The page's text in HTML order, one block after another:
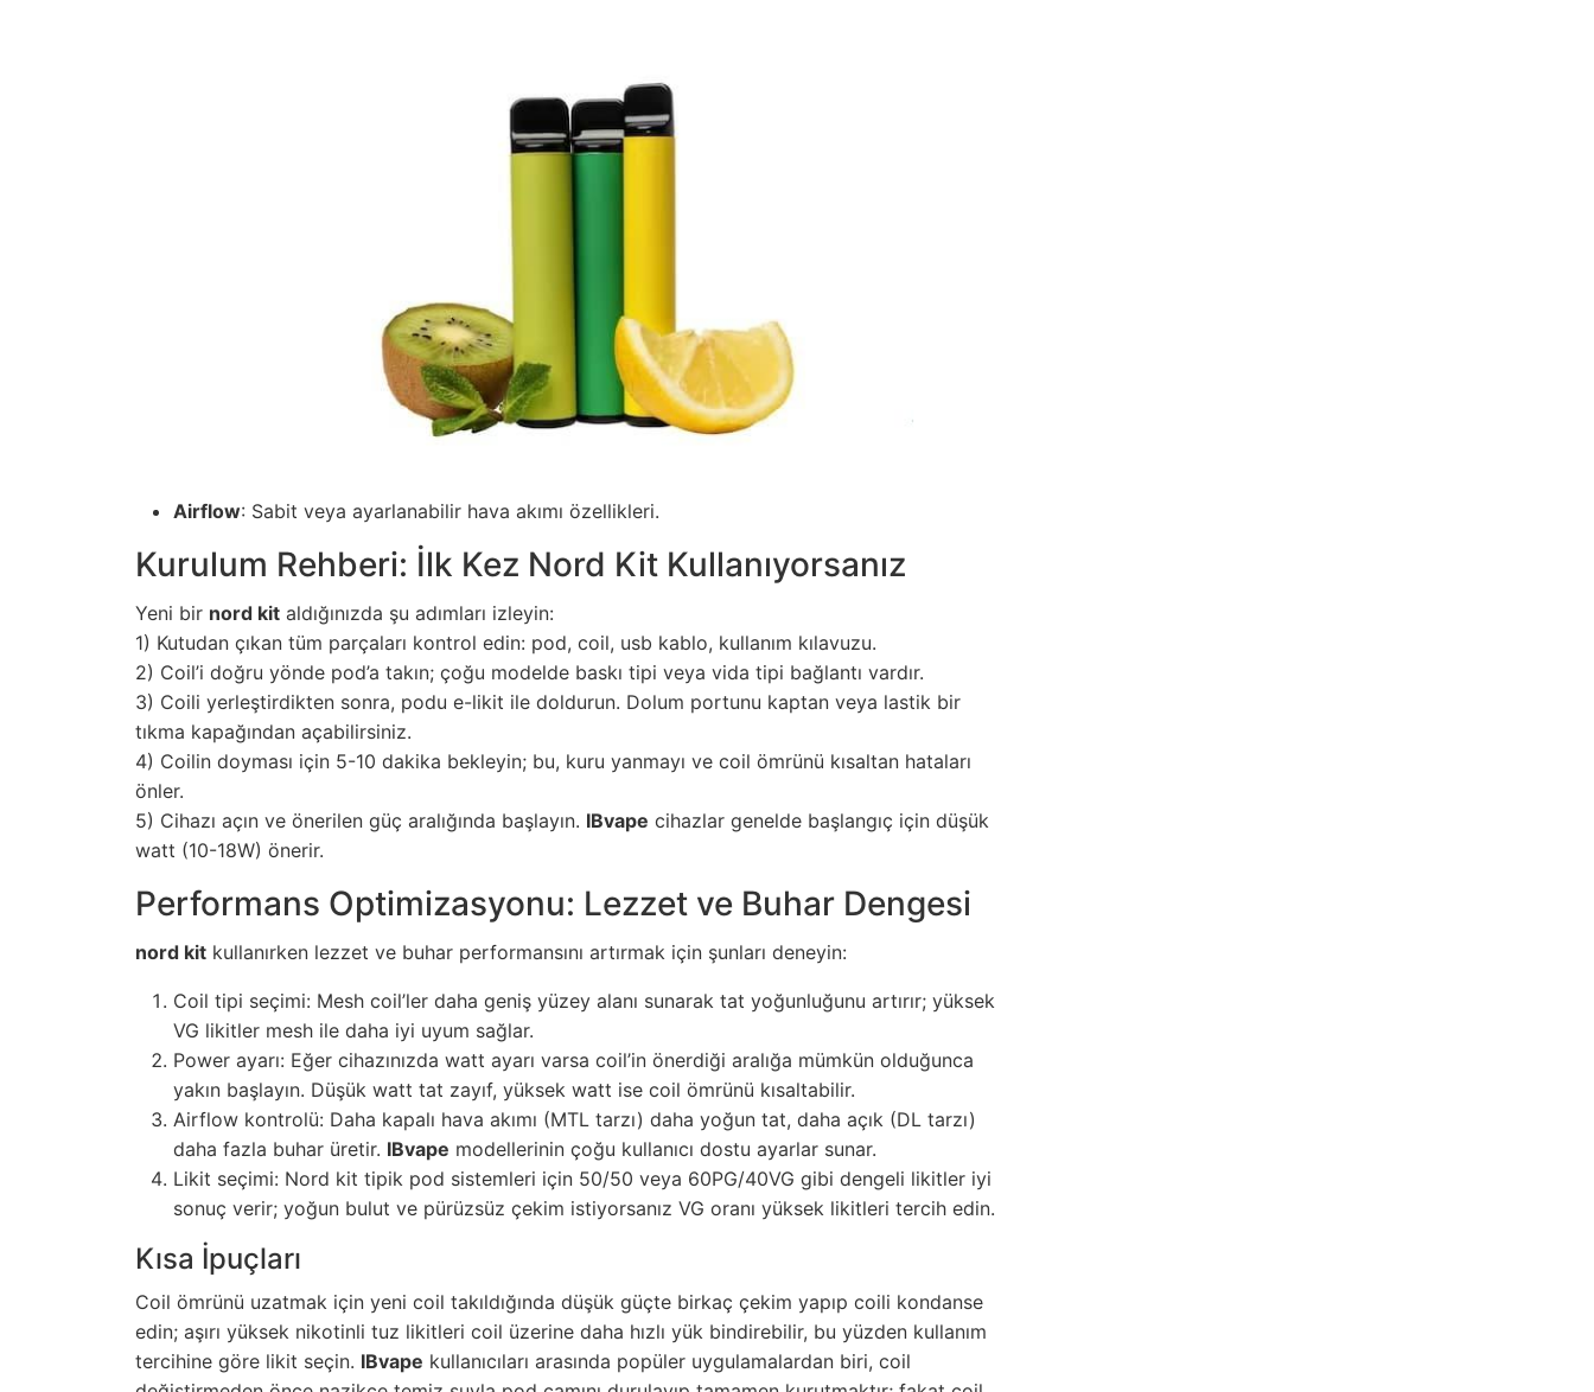
Airflow: Sabit veya ayarlanabilir hava akımı özellikleri.
Kurulum Rehberi: İlk Kez Nord Kit Kullanıyorsanız
Yeni bir nord kit aldığınızda şu adımları izleyin:
1) Kutudan çıkan tüm parçaları kontrol edin: pod, coil, usb kablo, kullanım kılavuzu.
2) Coil’i doğru yönde pod’a takın; çoğu modelde baskı tipi veya vida tipi bağlantı vardır.
3) Coili yerleştirdikten sonra, podu e-likit ile doldurun. Dolum portunu kaptan veya lastik bir
tıkma kapağından açabilirsiniz.
4) Coilin doyması için 5-10 dakika bekleyin; bu, kuru yanmayı ve coil ömrünü kısaltan hataları
önler.
5) Cihazı açın ve önerilen güç aralığında başlayın. IBvape cihazlar genelde başlangıç için düşük
watt (10-18W) önerir.
Performans Optimizasyonu: Lezzet ve Buhar Dengesi
nord kit kullanırken lezzet ve buhar performansını artırmak için şunları deneyin:
Coil tipi seçimi: Mesh coil’ler daha geniş yüzey alanı sunarak tat yoğunluğunu artırır; yüksek
VG likitler mesh ile daha iyi uyum sağlar.
Power ayarı: Eğer cihazınızda watt ayarı varsa coil’in önerdiği aralığa mümkün olduğunca
yakın başlayın. Düşük watt tat zayıf, yüksek watt ise coil ömrünü kısaltabilir.
Airflow kontrolü: Daha kapalı hava akımı (MTL tarzı) daha yoğun tat, daha açık (DL tarzı)
daha fazla buhar üretir. IBvape modellerinin çoğu kullanıcı dostu ayarlar sunar.
Likit seçimi: Nord kit tipik pod sistemleri için 50/50 veya 60PG/40VG gibi dengeli likitler iyi
sonuç verir; yoğun bulut ve pürüzsüz çekim istiyorsanız VG oranı yüksek likitleri tercih edin.
Kısa İpuçları
Coil ömrünü uzatmak için yeni coil takıldığında düşük güçte birkaç çekim yapıp coili kondanse
edin; aşırı yüksek nikotinli tuz likitleri coil üzerine daha hızlı yük bindirebilir, bu yüzden kullanım
tercihine göre likit seçin. IBvape kullanıcıları arasında popüler uygulamalardan biri, coil